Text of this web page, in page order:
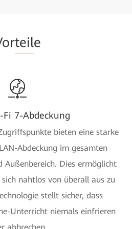
teile
Fi 7-Abdeckung
bieten eine starke
Abdeckung im gesamten
Außenbereich. Dies ermöglicht
nahtlos von überall aus zu
stellt sicher, dass
Unterricht niemals einfrieren
abbrechen.